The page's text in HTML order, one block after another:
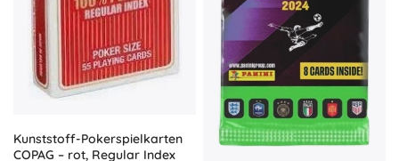
Kunststoff-Pokerspielkarten
COPAG – rot, Regular Index